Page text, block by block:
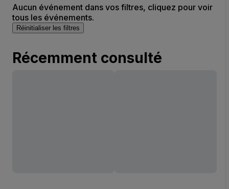
Aucun événement dans vos filtres, cliquez pour voir
tous les événements.
Réinitialiser les filtres
Récemment consulté